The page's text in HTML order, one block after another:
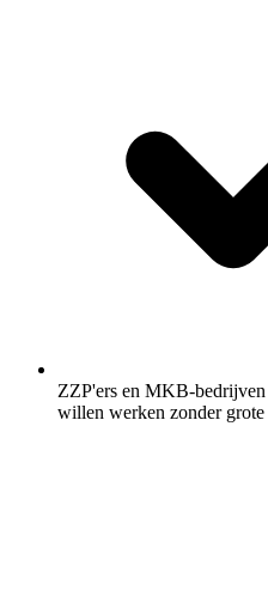
ZZP'ers en MKB-
willen werken zonder grote